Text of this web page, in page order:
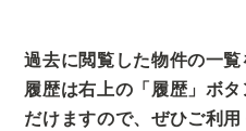
過去に閲覧した物件の一覧
履歴は右上の「履歴」ボ
だけますので、ぜひご利用